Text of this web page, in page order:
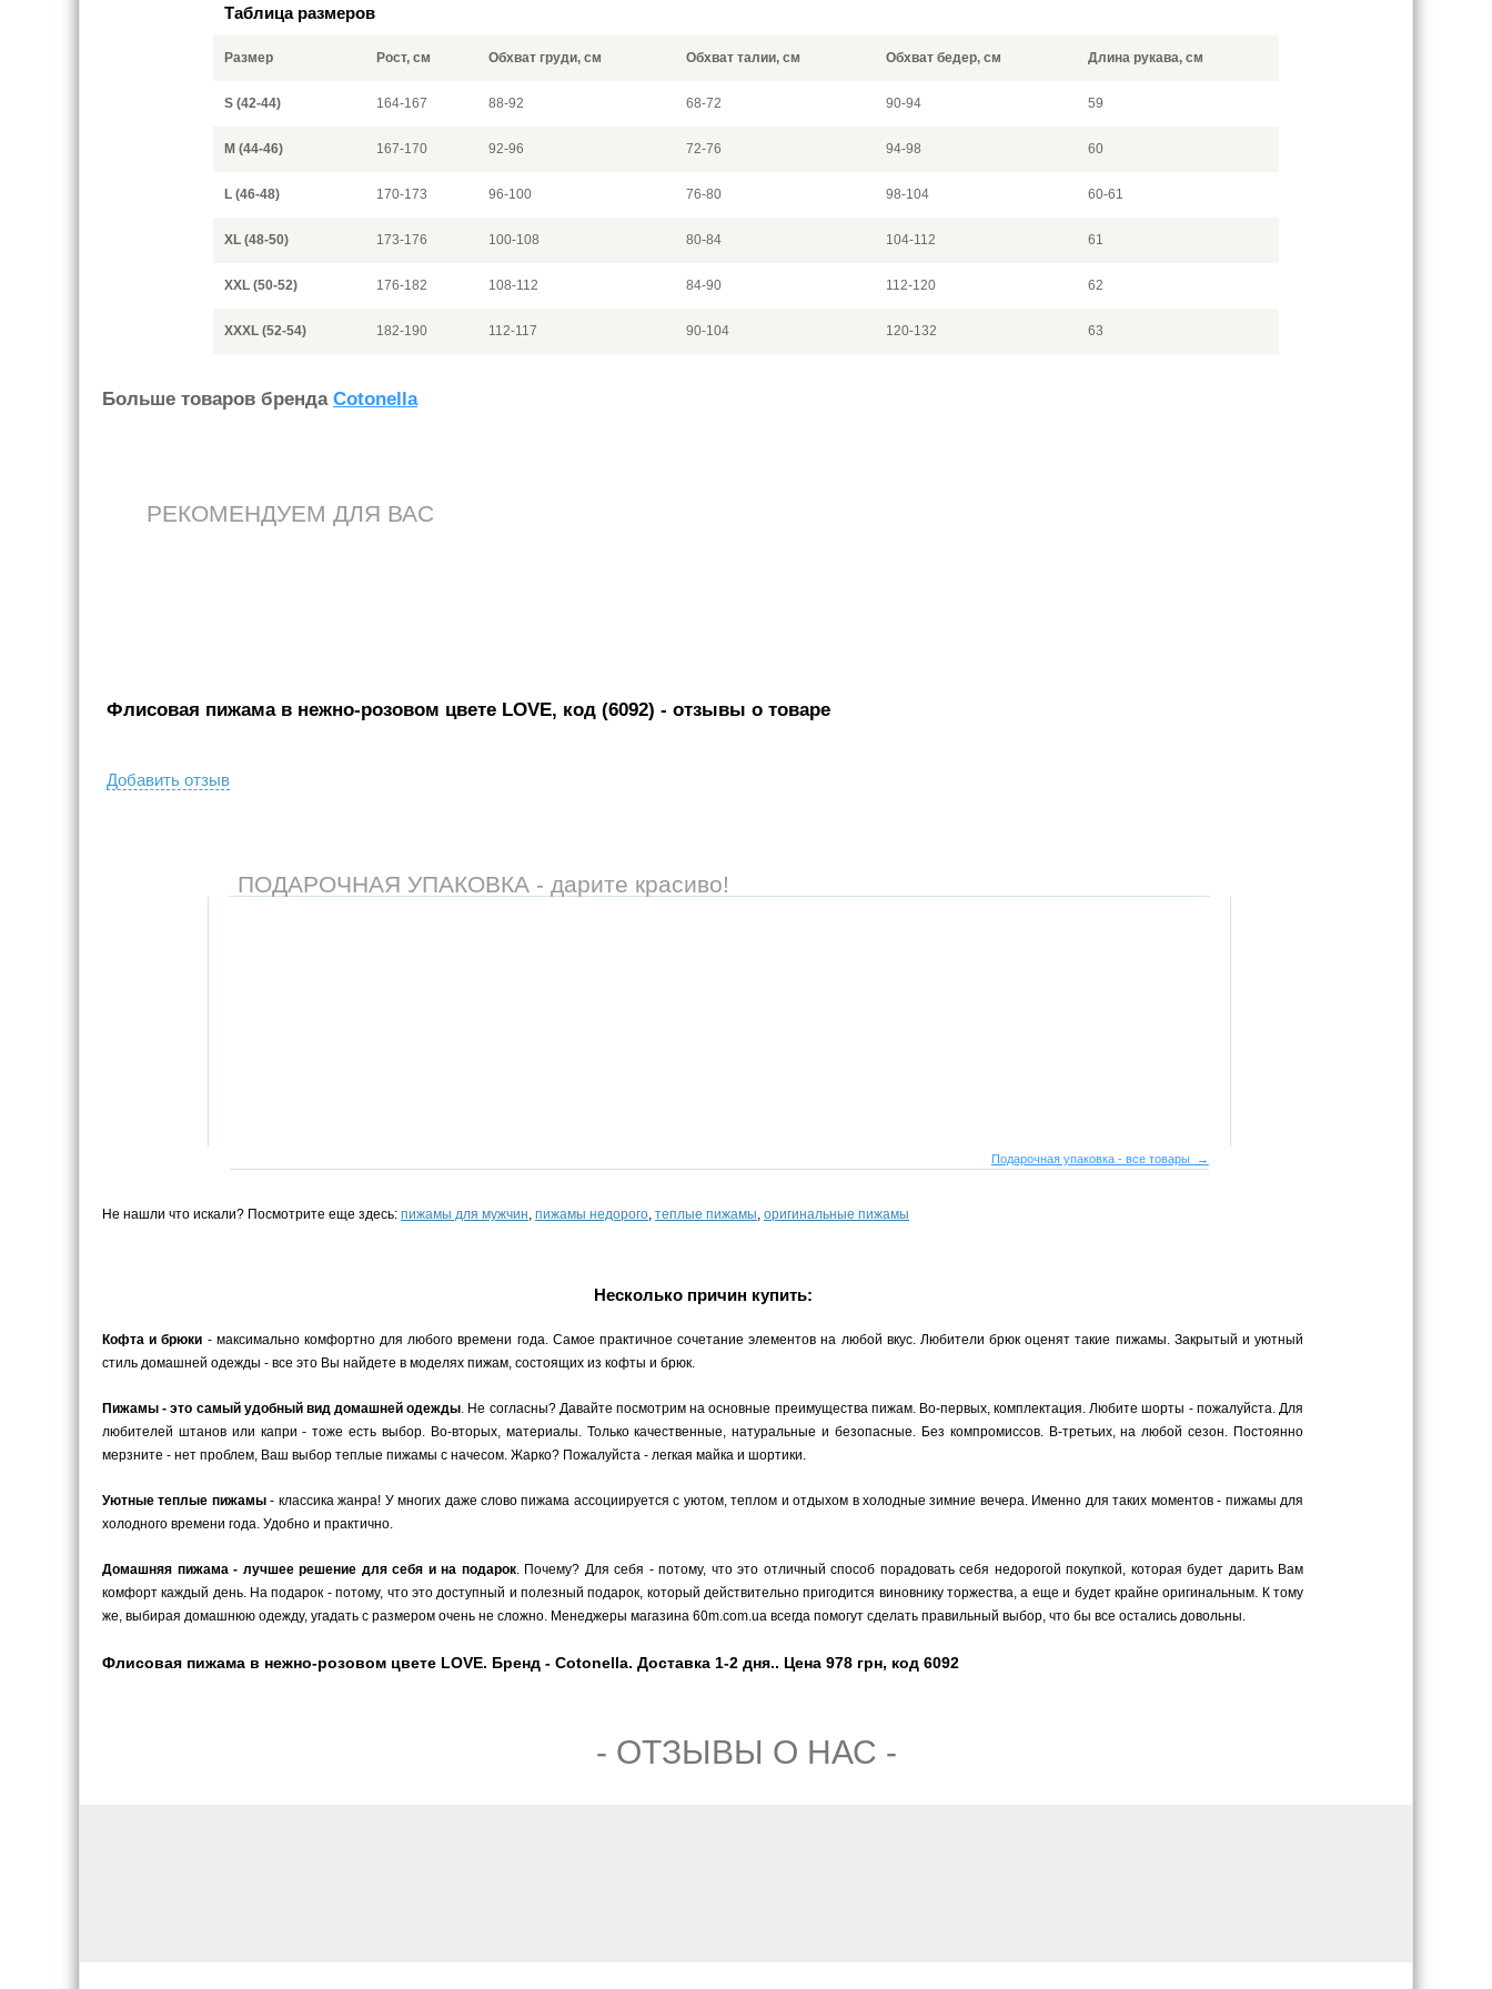
Таблица размеров
Размер Рост, см Обхват груди, см Обхват талии, см Обхват бедер, см Длина рукава, см
S (42-44) 164-167 88-92 68-72 90-94 59
M (44-46) 167-170 92-96 72-76 94-98 60
L (46-48) 170-173 96-100 76-80 98-104 60-61
XL (48-50) 173-176 100-108 80-84 104-112 61
XXL (50-52) 176-182 108-112 84-90 112-120 62
XXXL (52-54) 182-190 112-117 90-104 120-132 63
Больше товаров бренда Cotonella
РЕКОМЕНДУЕМ ДЛЯ ВАС
Флисовая пижама в нежно-розовом цвете LOVE, код (6092) - отзывы о товаре
Добавить отзыв
ПОДАРОЧНАЯ УПАКОВКА - дарите красиво!
Подарочная упаковка - все товары →
Не нашли что искали? Посмотрите еще здесь: пижамы для мужчин, пижамы недорого, теплые пижамы, оригинальные пижамы
Несколько причин купить:
Кофта и брюки - максимально комфортно для любого времени года. Самое практичное сочетание элементов на любой вкус. Любители брюк оценят такие пижамы. Закрытый и уютный
стиль домашней одежды - все это Вы найдете в моделях пижам, состоящих из кофты и брюк.
Пижамы - это самый удобный вид домашней одежды. Не согласны? Давайте посмотрим на основные преимущества пижам. Во-первых, комплектация. Любите шорты - пожалуйста. Для
любителей штанов или капри - тоже есть выбор. Во-вторых, материалы. Только качественные, натуральные и безопасные. Без компромиссов. В-третьих, на любой сезон. Постоянно
мерзните - нет проблем, Ваш выбор теплые пижамы с начесом. Жарко? Пожалуйста - легкая майка и шортики.
Уютные теплые пижамы- классика жанра! У многих даже слово пижама ассоциируется с уютом, теплом и отдыхом в холодные зимние вечера. Именно для таких моментов - пижамы для
холодного времени года. Удобно и практично.
Домашняя пижама - лучшее решение для себя и на подарок. Почему? Для себя - потому, что это отличный способ порадовать себя недорогой покупкой, которая будет дарить Вам
комфорт каждый день. На подарок - потому, что это доступный и полезный подарок, который действительно пригодится виновнику торжества, а еще и будет крайне оригинальным. К тому
же, выбирая домашнюю одежду, угадать с размером очень не сложно. Менеджеры магазина 60m.com.ua всегда помогут сделать правильный выбор, что бы все остались довольны.
Флисовая пижама в нежно-розовом цвете LOVE. Бренд - Cotonella. Доставка 1-2 дня.. Цена 978 грн, код 6092
- ОТЗЫВЫ О НАС -